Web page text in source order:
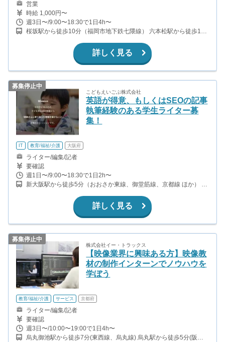
営業
時給 1,000円〜
週3日〜/9:00〜18:30で1日4h〜
桜坂駅から徒歩10分（福岡市地下鉄七隈線） 六本松駅から徒歩12
詳しく見る
募集停止中
こどもえいごぶ株式会社
英語が得意、もしくはSEOの記事
執筆経験のある学生ライター募
集！
IT 教育/福祉/介護 大阪府
ライター/編集/記者
要確認
週1日〜/9:00〜18:30で1日2h〜
新大阪駅から徒歩5分（おおさか東線、御堂筋線、京都線 ほか） 西
都線） 大阪の方は大阪梅田付近のワーキングスペースでお願いしま
詳しく見る
募集停止中
株式会社イー・トラックス
【映像業界に興味ある方】映像教
材の制作インターンでノウハウを
学ぼう
教育/福祉/介護 サービス 京都府
ライター/編集/記者
要確認
週3日〜/10:00〜19:00で1日4h〜
烏丸御池駅から徒歩7分(東西線、烏丸線) 烏丸駅から徒歩5分(阪急